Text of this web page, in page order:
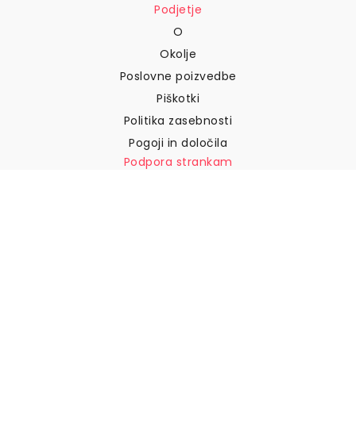
Podjetje
O
Okolje
Poslovne poizvedbe
Piškotki
Politika zasebnosti
Pogoji in določila
Podpora strankam